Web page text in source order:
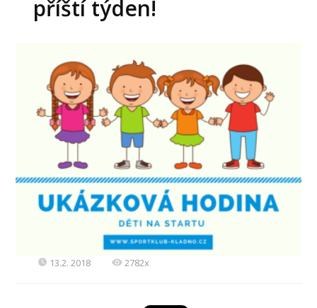
příští týden!
13.2. 2018 2782x